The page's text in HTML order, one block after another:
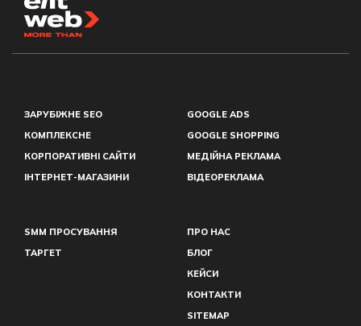
ЗАРУБІЖНЕ SEO
КОМПЛЕКСНЕ
КОРПОРАТИВНІ САЙТИ
ІНТЕРНЕТ-МАГАЗИНИ
GOOGLE ADS
GOOGLE SHOPPING
МЕДІЙНА РЕКЛАМА
ВІДЕОРЕКЛАМА
SMM ПРОСУВАННЯ
ТАРГЕТ
ПРО НАС
БЛОГ
КЕЙСИ
КОНТАКТИ
SITEMAP